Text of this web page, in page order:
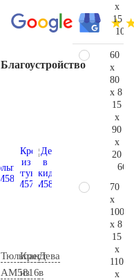
Благоустройство
Тюльпан
AM5816
Крест
из
Дева
в
x
15
60
x
80
x 8
15
x
90
x
20
70
x
100
x 8
15
x
110
x